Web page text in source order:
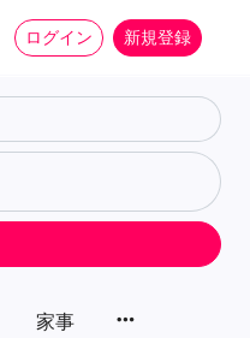
ログイン 新規登録
家事 more_horiz